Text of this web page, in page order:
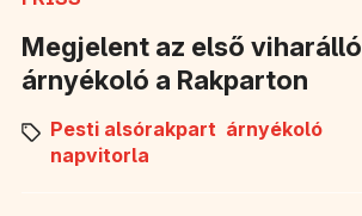
Megjelent az első viharálló
árnyékoló a Rakparton
Pesti alsórakpart árnyékoló
napvitorla